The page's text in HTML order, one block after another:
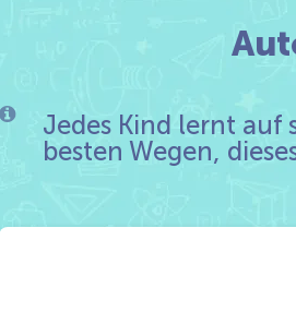
Jedes Kind lernt auf
besten Wegen,